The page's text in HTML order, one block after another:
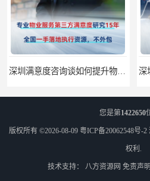
您是第1422650
版权所有 ©2026-08-09 粤ICP备20062548号-2
权利.
技术支持： 八方资源网 免责声明